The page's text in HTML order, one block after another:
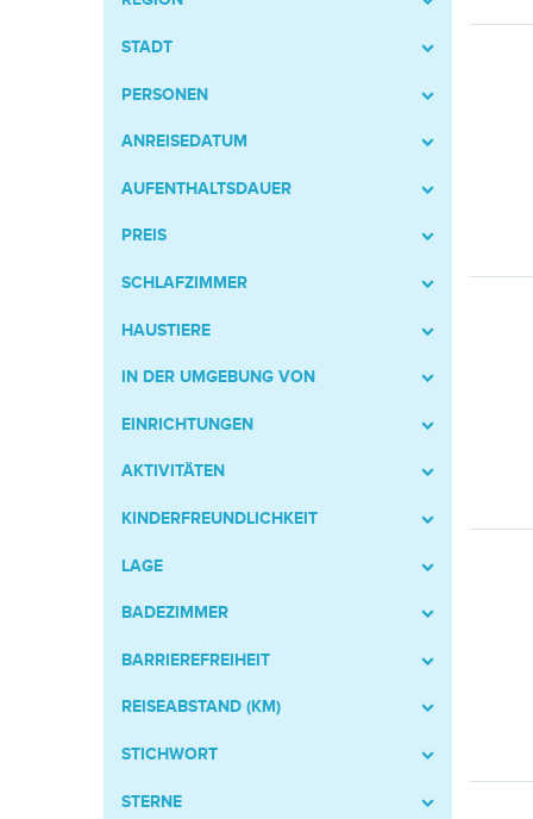
STADT
PERSONEN
ANREISEDATUM
AUFENTHALTSDAUER
PREIS
SCHLAFZIMMER
HAUSTIERE
IN DER UMGEBUNG VON
EINRICHTUNGEN
AKTIVITÄTEN
KINDERFREUNDLICHKEIT
LAGE
BADEZIMMER
BARRIEREFREIHEIT
REISEABSTAND (KM)
STICHWORT
STERNE